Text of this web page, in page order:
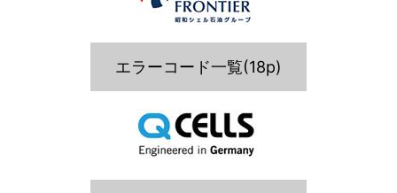
エラーコード一覧(18p)